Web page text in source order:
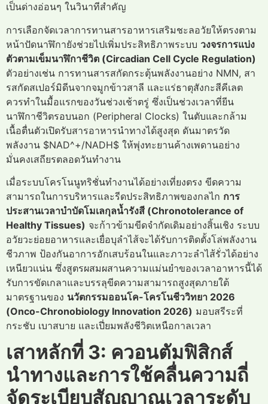
เป็นด่างอ่อนๆ ในวินาทีสำคัญ
การเลือกจัดเวลาการทานสารอาหารเสริมชะลอวัยให้ตรงตาม
หน้าปัดนาฬิกายังช่วยไปเพิ่มประสิทธิภาพระบบ วงจรการแบ่ง
ตัวตามเข็มนาฬิกาชีวิต (Circadian Cell Cycle Regulation)
ตัวอย่างเช่น การทานสารสกัดกระตุ้นพลังงานอย่าง NMN, สา
รสกัดสเปอร์มิดีนจากจมูกข้าวสาลี และแร่ธาตุสังกะสีคีเลต
ควรทำในมื้อแรกของวันช่วงเช้าตรู่ ซึ่งเป็นช่วงเวลาที่ยีน
นาฬิกาชีวิตรอบนอก (Peripheral Clocks) ในตับและกล้าม
เนื้อตื่นตัวเปิดรับสารอาหารนำทางได้สูงสุด ดันมาตรวัด
พลังงาน $NAD^+/NADH$ ให้พุ่งทะยานค้างเพดานอย่าง
มั่นคงเสถียรตลอดวันทำงาน
เมื่อระบบโครโนนูทริชั่นทำงานได้อย่างเที่ยงตรง ขีดความ
สามารถในการบริหารและรีดประสิทธิภาพของกลไก การ
ประสานเวลาบำบัดโมเลกุลน้ำรังสี (Chronotolerance of
Healthy Tissues) จะก้าวข้ามขีดจำกัดเดิมอย่างสิ้นเชิง ระบบ
อวัยวะย่อยอาหารและเยื่อบุลำไส้จะได้รับการติดตั้งโล่พลังงาน
ชีวภาพ ป้องกันอาการอักเสบร้อนในและภาวะลำไส้รั่วได้อย่าง
เหนียวแน่น ซึ่งสูตรผสมผสานความแม่นยำของเวลาอาหารนี้ได้
รับการขัดเกลาและบรรลุขีดความสามารถสูงสุดภายใต้
มาตรฐานของ นวัตกรรมออนโค-โครโนชีววิทยา 2026
(Onco-Chronobiology Innovation 2026) มอบสรีระที่
กระชับ เบาสบาย และเปี่ยมพลังชีวิตเหนือกาลเวลา
เสาหลักที่ 3: ควอนตัมฟิสิกส์
นำทางและการใช้คลื่นความถี่
จัดระเบียบสัญญาณเวลาระดับ